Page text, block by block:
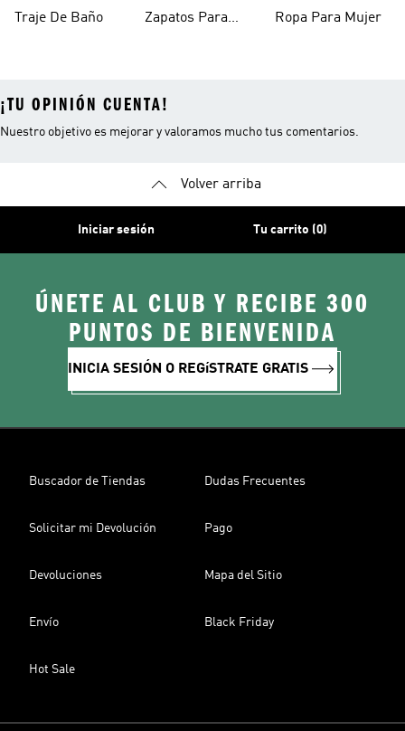
Traje De Baño
Zapatos Para
Ropa Para Mujer
¡TU OPINIÓN CUENTA!
Nuestro objetivo es mejorar y valoramos mucho tus comentarios.
Volver arriba
Iniciar sesión Tu carrito (0)
ÚNETE AL CLUB Y RECIBE 300
PUNTOS DE BIENVENIDA
INICIA SESIÓN O REGíSTRATE GRATIS
Buscador de Tiendas Dudas Frecuentes
Solicitar mi Devolución Pago
Devoluciones Mapa del Sitio
Envío Black Friday
Hot Sale